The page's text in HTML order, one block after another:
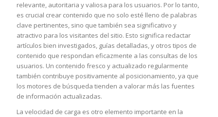
relevante, autoritaria y valiosa para los usuarios. Por lo tanto,
es crucial crear contenido que no solo esté lleno de palabras
clave pertinentes, sino que también sea significativo y
atractivo para los visitantes del sitio. Esto significa redactar
artículos bien investigados, guías detalladas, y otros tipos de
contenido que respondan eficazmente a las consultas de los
usuarios. Un contenido fresco y actualizado regularmente
también contribuye positivamente al posicionamiento, ya que
los motores de búsqueda tienden a valorar más las fuentes
de información actualizadas.
La velocidad de carga es otro elemento importante en la